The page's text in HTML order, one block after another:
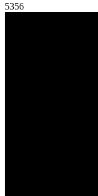
5356